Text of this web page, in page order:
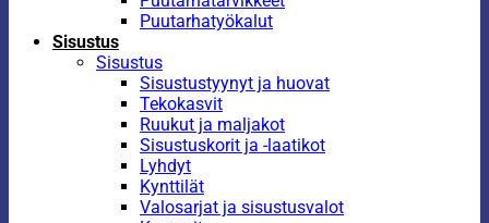
Puutarhatyökalut
Sisustus
Sisustus
Sisustustyynyt ja huovat
Tekokasvit
Ruukut ja maljakot
Sisustuskorit ja -laatikot
Lyhdyt
Kynttilät
Valosarjat ja sisustusvalot